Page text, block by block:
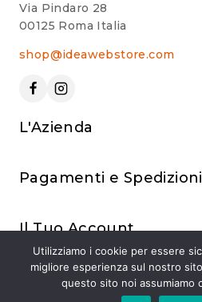
Via Pindaro 28
00125 Roma Italia
shop@ideawebstore.com
L'Azienda
Pagamenti e Spedizioni
Il Tuo Account
Utilizziamo i cookie per essere
migliore esperienza sul nostro
questo sito noi assumiamo